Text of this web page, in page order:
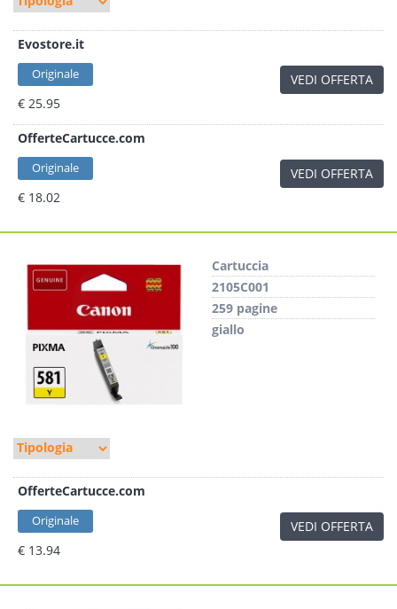
Evostore.it
Originale
€ 25.95
VEDI OFFERTA
OfferteCartucce.com
Originale
€ 18.02
VEDI OFFERTA
Cartuccia
2105C001
259 pagine
giallo
OfferteCartucce.com
Originale
€ 13.94
VEDI OFFERTA